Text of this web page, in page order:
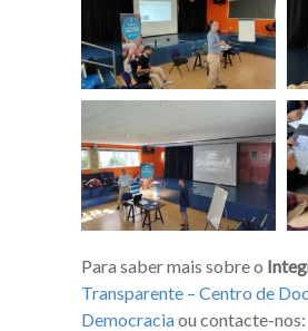
Para saber mais sobre o
Transparente – Centro de
Democraciaou contacte-nos: